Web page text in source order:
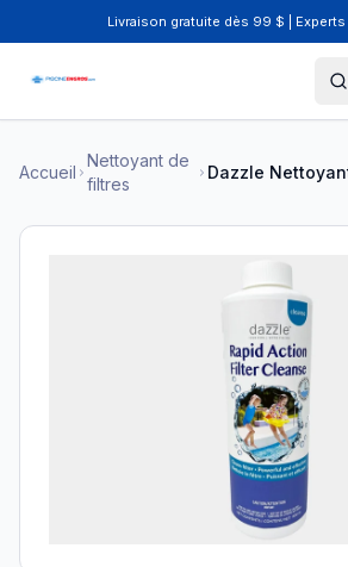
Livraison gratuite dès 99 $ |
Accueil
Nettoyant de
filtres